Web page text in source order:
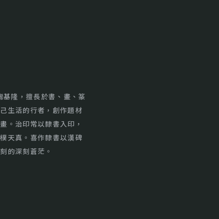
隆，擅長於書、畫、篆
生活的行者，創作題材
。治印常以隸書入印，
天真。喜作隸書以漢碑
的深刻蒼茫。